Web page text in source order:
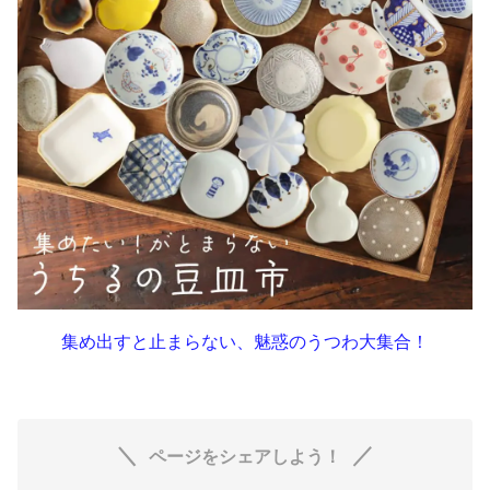
集め出すと止まらない、魅惑のうつわ大集合！
ページをシェアしよう！